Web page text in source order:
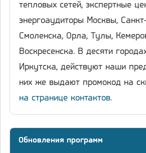
тепловых сетей, экспертные
энергоаудиторы Москвы,
Смоленска, Орла, Тулы,
Воскресенска. В десяти
Иркутска, действуют наши
них же выдают промокод на
на странице контактов.
Обновления программ